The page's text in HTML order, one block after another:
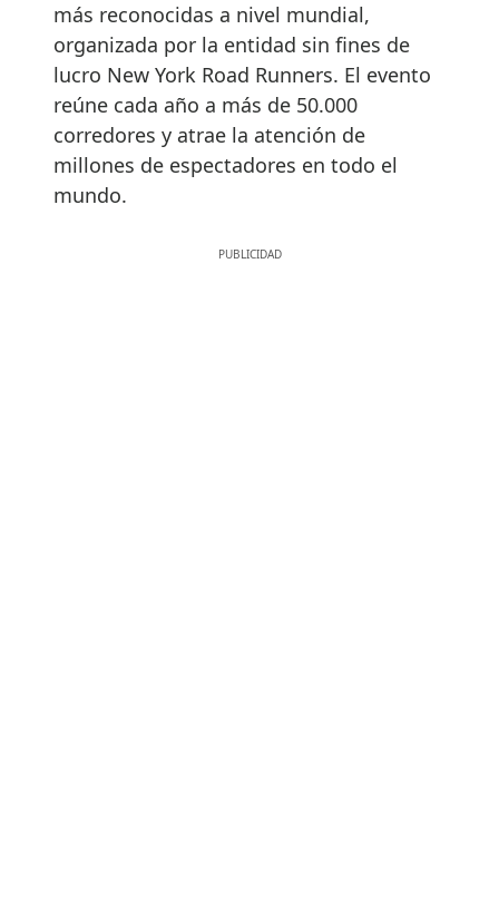
más reconocidas a nivel mundial,
organizada por la entidad sin fines de
lucro New York Road Runners. El evento
reúne cada año a más de 50.000
corredores y atrae la atención de
millones de espectadores en todo el
mundo.